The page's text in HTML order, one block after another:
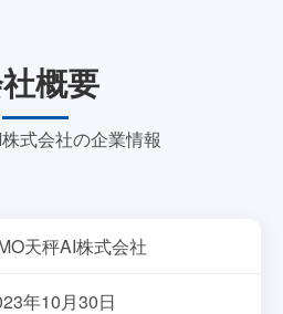
概要
式会社の企業情報
天秤AI株式会社
年10月30日